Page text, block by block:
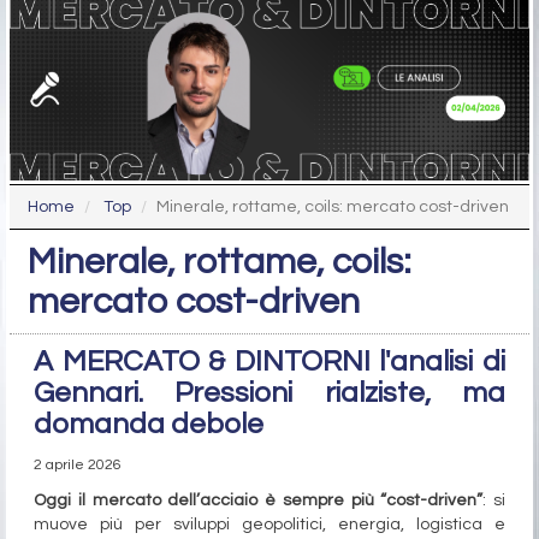
Home Top Minerale, rottame, coils: mercato cost-driven
Minerale, rottame, coils:
mercato cost-driven
A MERCATO & DINTORNI l'analisi di
Gennari. Pressioni rialziste, ma
domanda debole
2 aprile 2026
Oggi il mercato dell’acciaio è sempre più “cost-driven”: si
muove più per sviluppi geopolitici, energia, logistica e